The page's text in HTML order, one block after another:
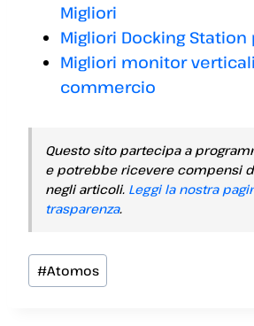
Migliori
Migliori Docking Station
Migliori monitor
commercio
Questo sito partecipa a
e potrebbe ricevere compensi
negli articoli. Leggi la nostra
trasparenza.
Tag
articolo:
#Atomos